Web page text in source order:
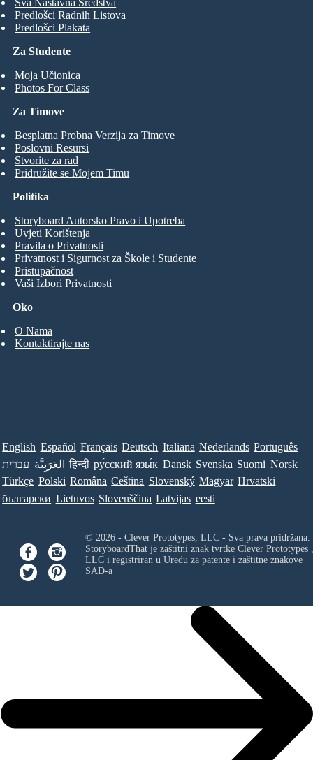
Za Studente
Moja Učionica
Photos For Class
Sva Nastavna Sredstva
Predlošci Radnih Listova
Predlošci Plakata
Za Timove
Besplatna Probna Verzija za Timove
Poslovni Resursi
Stvorite za rad
Pridružite se Mojem Timu
Oko
O Nama
Kontaktirajte nas
Politika
Storyboard Autorsko Pravo i Upotreba
Uvjeti Korištenja
Pravila o Privatnosti
Privatnost i Sigurnost za Škole i Studente
Pristupačnost
Vaši Izbori Privatnosti
English Español Français Deutsch Italiana Nederlands Português
עברית العَرَبِيَّة हिन्दी ру́сский язы́к Dansk Svenska Suomi Norsk
Türkçe Polski Româna Ceština Slovenský Magyar Hrvatski
български Lietuvos Slovenščina Latvijas eesti
© 2026 - Clever Prototypes, LLC - Sva prava pridržana.
StoryboardThat je zaštitni znak tvrtke Clever Prototypes ,
LLCi registriran u Uredu za patente i zaštitne znakove
SAD-a